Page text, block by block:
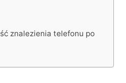
znalezienia telefonu po